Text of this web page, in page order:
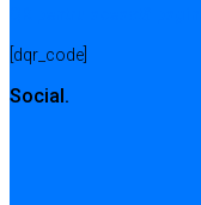
[dqr_code]
Social.